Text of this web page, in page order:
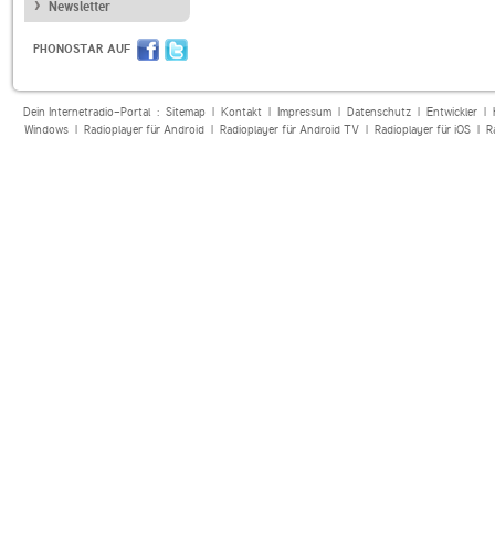
Newsletter
PHONOSTAR AUF
Dein Internetradio-Portal : Sitemap| Kontakt| Impressum| Datenschutz| Entwickler|
Windows| Radioplayer für Android| Radioplayer für Android TV| Radioplayer für iOS|